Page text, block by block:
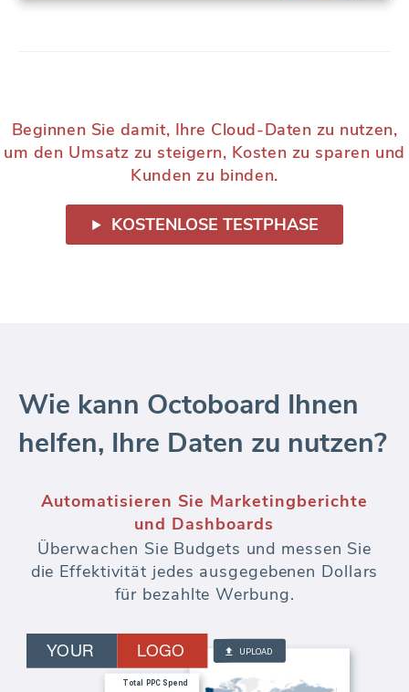
Beginnen Sie damit, Ihre Cloud-Daten zu nutzen,
um den Umsatz zu steigern, Kosten zu sparen und
Kunden zu binden.
KOSTENLOSE TESTPHASE
Wie kann Octoboard Ihnen
helfen, Ihre Daten zu nutzen?
Keyword Rank Tracker
SEO Keyword-Rank-Analyse - über mehrere
Standorte, Sprachen und Domains hinweg.
Verfolgen Sie Änderungen der Keyword-
Position im Laufe der Zeit. Fügen Sie der
automatisierten Berichterstellung und dem
Kundenportal eine
Wettbewerbsüberwachung hinzu.